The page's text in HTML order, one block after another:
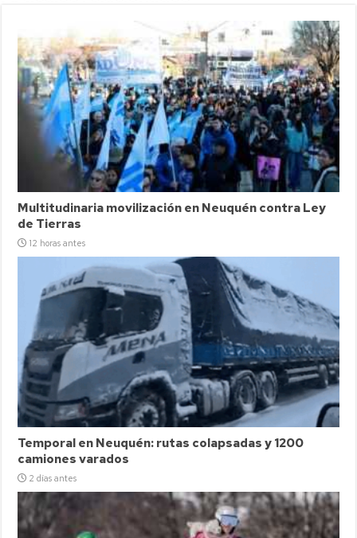
Multitudinaria movilización en Neuquén contra Ley
de Tierras
12 horas antes
Temporal en Neuquén: rutas colapsadas y 1200
camiones varados
2 días antes